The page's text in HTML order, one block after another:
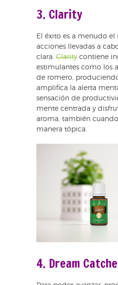
3. Clarity
El éxito es a menudo el
acciones llevadas a
clara. Clarity contiene
estimulantes como los
de romero,
amplifica la alerta
sensación de
mente centrada y
aroma, también
manera tópica.
4. Dream